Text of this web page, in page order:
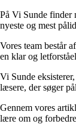
På Vi Sunde finder
nyeste og mest
Vores team består
en klar og
Vi Sunde
læsere, der søger
Gennem vores
lære om og